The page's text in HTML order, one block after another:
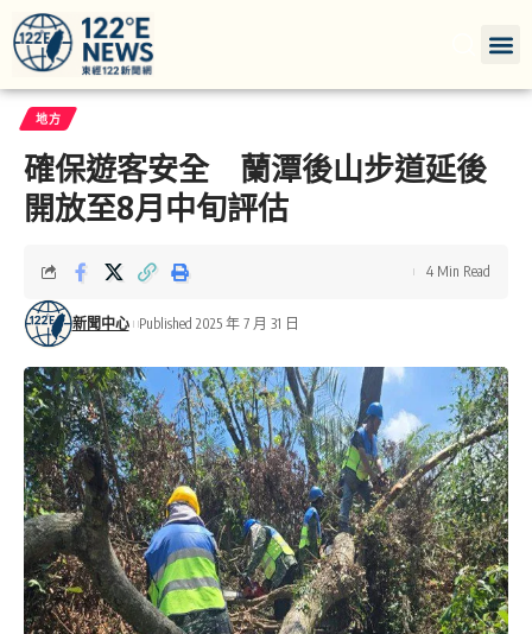
地方
確保遊客安全 蘭潭後山步道延後
開放至8月中旬評估
新聞中心 Published 2025 年 7 月 31 日
4 Min Read